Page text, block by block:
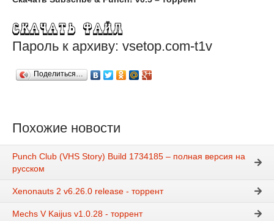
Пароль к архиву: vsetop.com-t1v
Поделиться…
Похожие новости
Punch Club (VHS Story) Build 1734185 – полная версия на
русском
Xenonauts 2 v6.26.0 release - торрент
Mechs V Kaijus v1.0.28 - торрент